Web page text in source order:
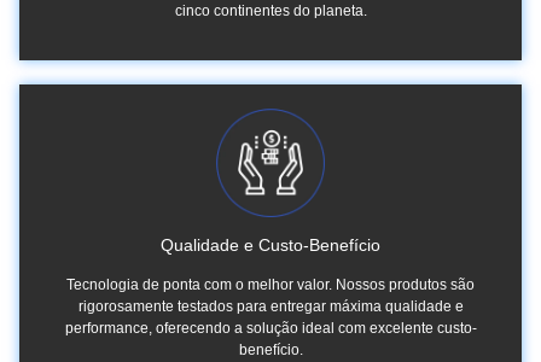
cinco continentes do planeta.
Qualidade e Custo-Benefício
Tecnologia de ponta com o melhor valor. Nossos produtos são
rigorosamente testados para entregar máxima qualidade e
performance, oferecendo a solução ideal com excelente custo-
benefício.